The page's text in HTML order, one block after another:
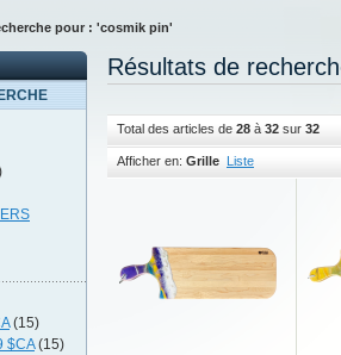
pour : 'cosmik pin'
Résultats de
Total des articles de 28 à 32 sur 32
Afficher en: Grille Liste
(15)
$CA(15)